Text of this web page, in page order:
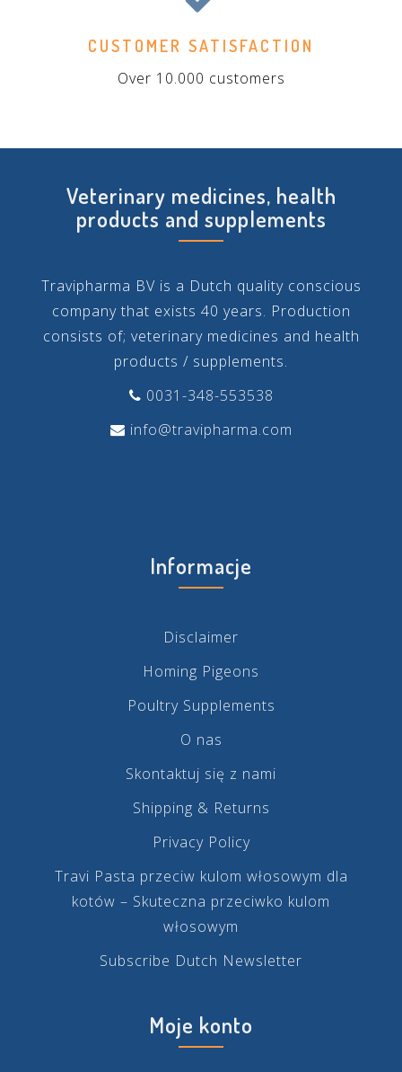
CUSTOMER SATISFACTION
Over 10.000 customers
Veterinary medicines, health
products and supplements
Travipharma BV is a Dutch quality conscious
company that exists 40 years. Production
consists of; veterinary medicines and health
products / supplements.
0031-348-553538
info@travipharma.com
Informacje
Disclaimer
Homing Pigeons
Poultry Supplements
O nas
Skontaktuj się z nami
Shipping & Returns
Privacy Policy
Travi Pasta przeciw kulom włosowym dla
kotów – Skuteczna przeciwko kulom
włosowym
Subscribe Dutch Newsletter
Moje konto